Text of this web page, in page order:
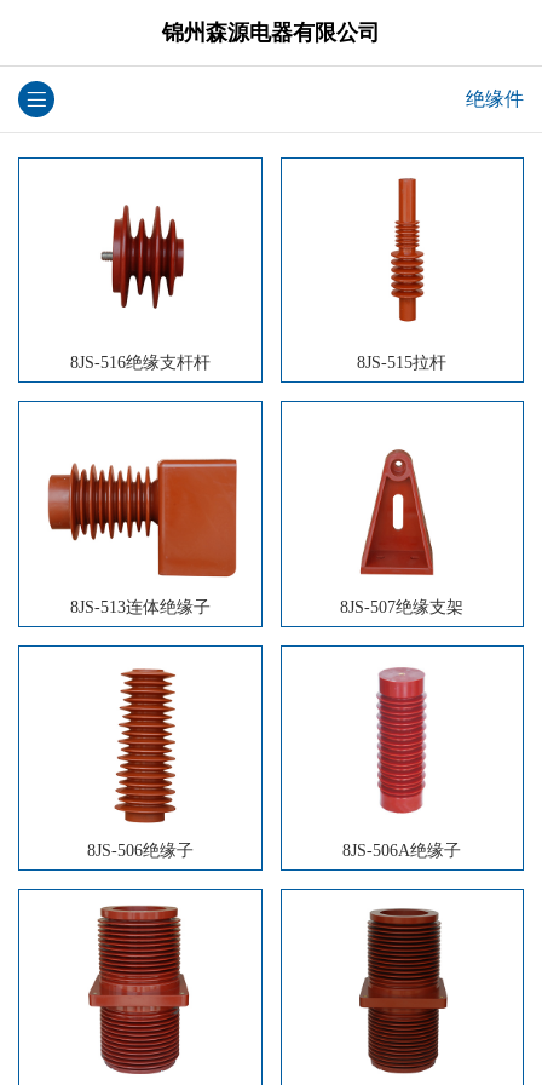
锦州森源电器有限公司
绝缘件
8JS-516绝缘支杆杆 8JS-515拉杆
8JS-513连体绝缘子 8JS-507绝缘支架
8JS-506绝缘子 8JS-506A绝缘子